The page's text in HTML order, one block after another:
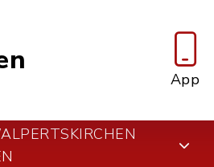
App